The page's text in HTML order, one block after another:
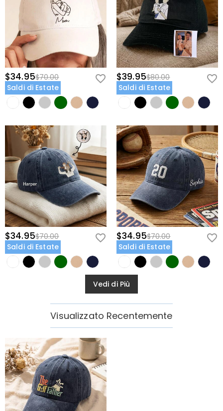
$34.95$70.00
Saldi di Estate
$39.95$80.00
Saldi di Estate
$34.95$70.00
Saldi di Estate
$34.95$70.00
Saldi di Estate
Vedi di Più
Visualizzato Recentemente